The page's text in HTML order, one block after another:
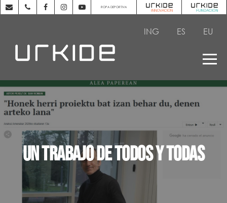
ROPA DEPORTIVA
ING ES EU
Un trabajo de todos y todas